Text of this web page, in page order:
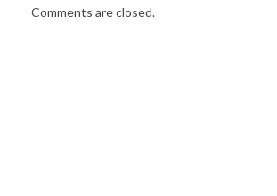
Comments are closed.